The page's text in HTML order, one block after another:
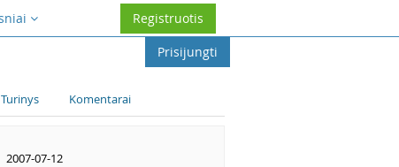
Registruotis
Prisijungti
Turinys Komentarai
2007-07-12